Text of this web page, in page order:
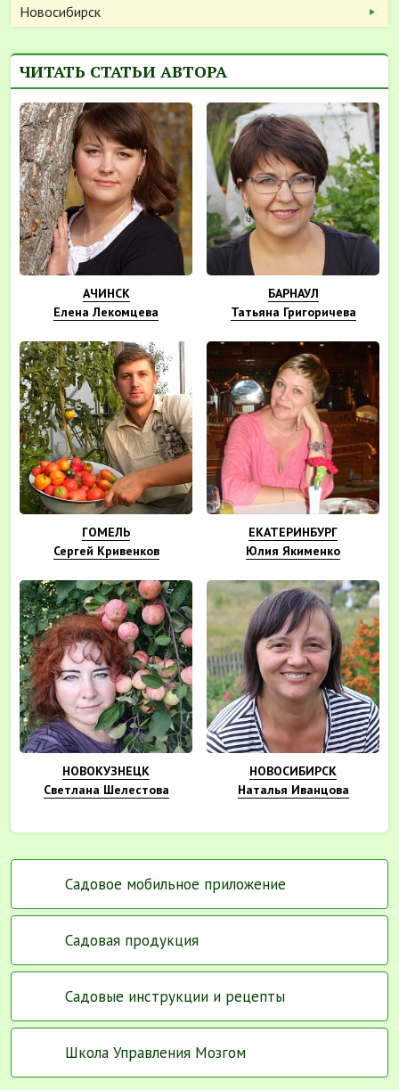
Новосибирск
ЧИТАТЬ СТАТЬИ АВТОРА
АЧИНСК
Елена Лекомцева
БАРНАУЛ
Татьяна Григоричева
ГОМЕЛЬ
Сергей Кривенков
ЕКАТЕРИНБУРГ
Юлия Якименко
НОВОКУЗНЕЦК
Светлана Шелестова
НОВОСИБИРСК
Наталья Иванцова
Садовое мобильное приложение
Садовая продукция
Садовые инструкции и рецепты
Школа Управления Мозгом